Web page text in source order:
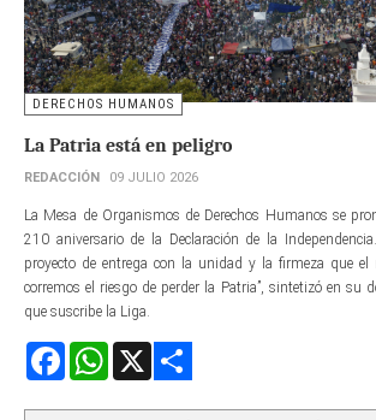
DERECHOS HUMANOS
La Patria está en peligro
REDACCIÓN 09 JULIO 2026
La Mesa de Organismos de Derechos Humanos se
210 aniversario de la Declaración de la
proyecto de entrega con la unidad y la firmeza que el
corremos el riesgo de perder la Patria”, sintetizó en su
que suscribe la Liga.
FacebookWhatsApp